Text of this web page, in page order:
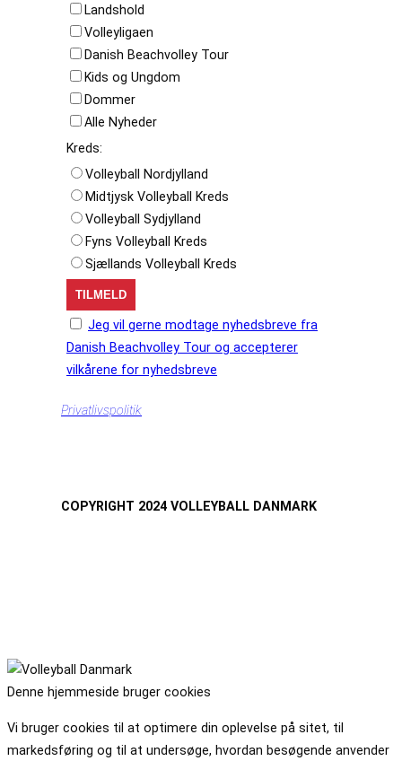
Landshold
Volleyligaen
Danish Beachvolley Tour
Kids og Ungdom
Dommer
Alle Nyheder
Kreds:
Volleyball Nordjylland
Midtjysk Volleyball Kreds
Volleyball Sydjylland
Fyns Volleyball Kreds
Sjællands Volleyball Kreds
Jeg vil gerne modtage nyhedsbreve fra
Danish Beachvolley Tour og accepterer
vilkårene for nyhedsbreve
Privatlivspolitik
COPYRIGHT 2024 VOLLEYBALL DANMARK
Denne hjemmeside bruger cookies
Vi bruger cookies til at optimere din oplevelse på sitet, til
markedsføring og til at undersøge, hvordan besøgende anvender